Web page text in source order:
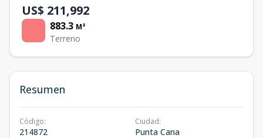
US$ 211,992
883.3 M²
Terreno
Resumen
Código:
214872
Ciudad:
Punta Cana